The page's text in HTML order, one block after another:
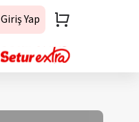
Giriş Yap